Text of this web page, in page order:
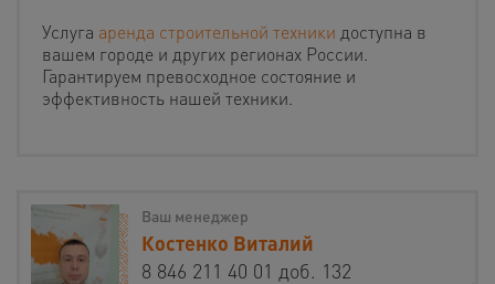
Услуга аренда строительной техники доступна в
вашем городе и других регионах России.
Гарантируем превосходное состояние и
эффективность нашей техники.
Ваш менеджер
Костенко Виталий
8 846 211 40 01 доб. 132